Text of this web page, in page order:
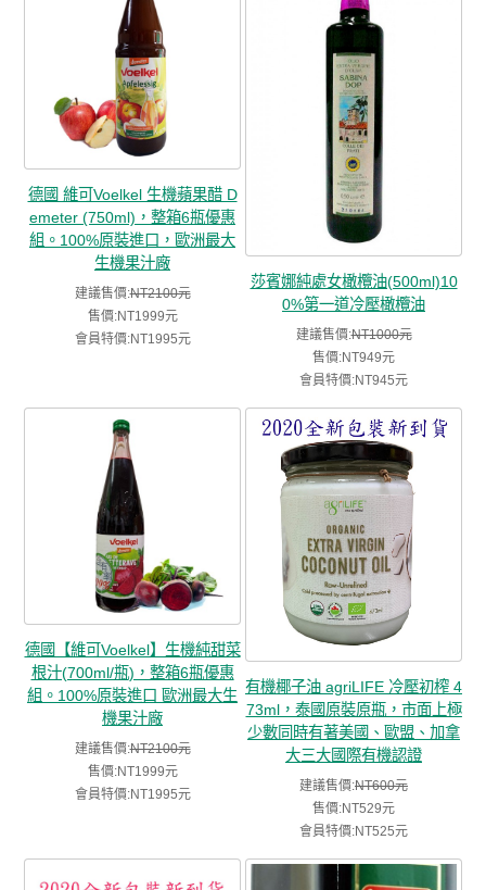
德國 維可Voelkel 生機蘋果醋 D
emeter (750ml)，整箱6瓶優惠
組。100%原裝進口，歐洲最大
生機果汁廠
建議售價:NT2100元
售價:NT1999元
會員特價:NT1995元
莎賓娜純處女橄欖油(500ml)10
0%第一道冷壓橄欖油
建議售價:NT1000元
售價:NT949元
會員特價:NT945元
德國【維可Voelkel】生機純甜菜
根汁(700ml/瓶)，整箱6瓶優惠
組。100%原裝進口 歐洲最大生
機果汁廠
建議售價:NT2100元
售價:NT1999元
會員特價:NT1995元
有機椰子油 agriLIFE 冷壓初榨 4
73ml，泰國原裝原瓶，市面上極
少數同時有著美國、歐盟、加拿
大三大國際有機認證
建議售價:NT600元
售價:NT529元
會員特價:NT525元